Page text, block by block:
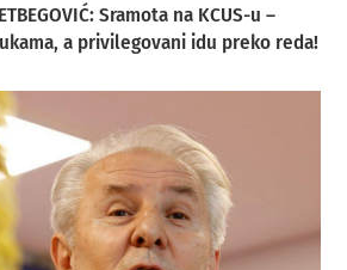
Sramota na KCUS-u –
a privilegovani idu preko reda!